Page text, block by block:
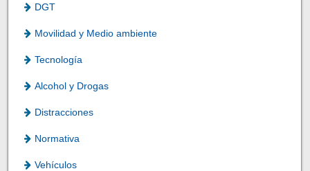
DGT
Movilidad y Medio ambiente
Tecnología
Alcohol y Drogas
Distracciones
Normativa
Vehículos